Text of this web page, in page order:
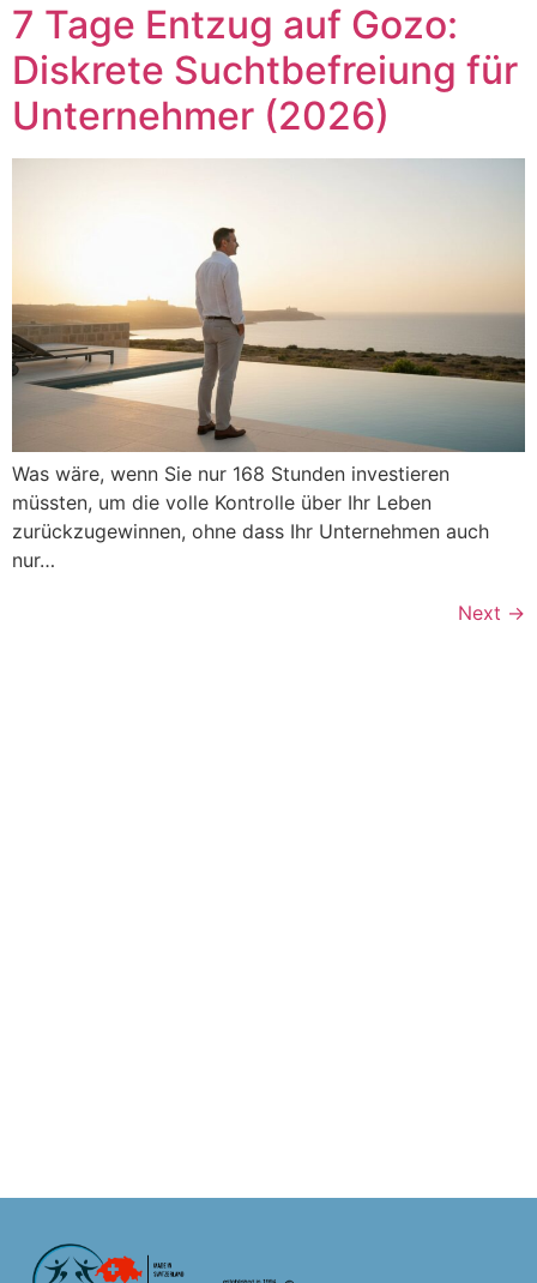
7 Tage Entzug auf Gozo:
Diskrete Suchtbefreiung für
Unternehmer (2026)
Was wäre, wenn Sie nur 168 Stunden investieren
müssten, um die volle Kontrolle über Ihr Leben
zurückzugewinnen, ohne dass Ihr Unternehmen auch
nur…
Next →